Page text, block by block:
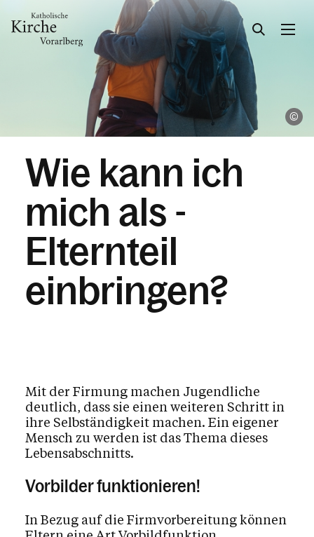
Gesellschaft & Kultur
Kirchliche Feiern
Taufe
Erstkommunion
Hochzeit
Beichte & Gesprächsangebote
Glaube
Kirche & Ich
Wie kann ich
mich als ­
Elternteil
einbringen?
Mit der Firmung machen Jugendliche
deutlich, dass sie einen weiteren Schritt in
ihre Selbständigkeit machen. Ein eigener
Mensch zu werden ist das Thema dieses
Lebensabschnitts.
Vorbilder funktionieren!
In Bezug auf die Firmvorbereitung können